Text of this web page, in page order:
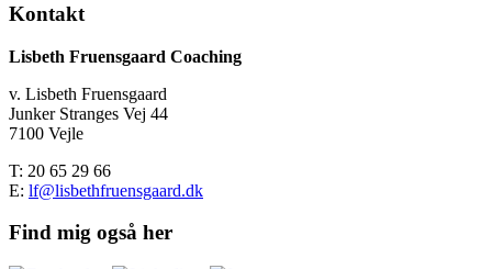
Kontakt
Lisbeth Fruensgaard Coaching
v. Lisbeth Fruensgaard
Junker Stranges Vej 44
7100 Vejle
T: 20 65 29 66
E: lf@lisbethfruensgaard.dk
Find mig også her